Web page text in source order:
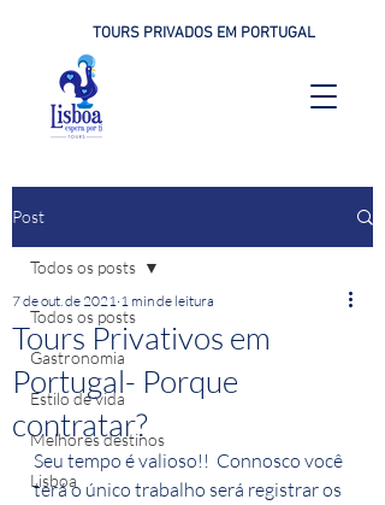
TOURS PRIVADOS EM PORTUGAL
Post
Todos os posts
Gastronomia
Estilo de vida
Melhores destinos
Lisboa
Todos os posts
Tours Privativos em
Portugal- Porque
contratar?
7 de out. de 2021 1 min de leitura
Seu tempo é valioso!!  Connosco você
terá o único trabalho será registrar os